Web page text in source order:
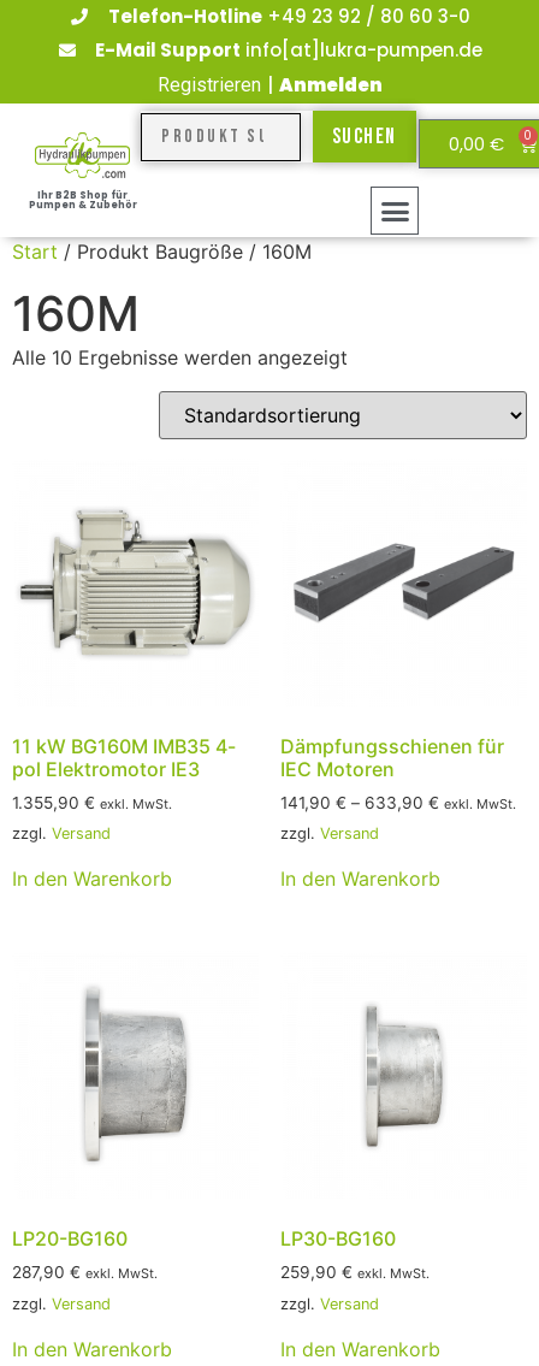
Telefon-Hotline+49 23 92 / 80 60 3-0
E-Mail Support info[at]lukra-pumpen.de
Registrieren Anmelden
Ihr B2B Shop für
Pumpen & Zubehör
Suchen 0,00 € 0
Start / Produkt Baugröße / 160M
160M
Alle 10 Ergebnisse werden angezeigt
11 kW BG160M IMB35 4-
pol Elektromotor IE3
1.355,90 € exkl. MwSt.
zzgl. Versand
In den Warenkorb
Dämpfungsschienen für
IEC Motoren
141,90 € – 633,90 € exkl. MwSt.
zzgl. Versand
In den Warenkorb
LP20-BG160
287,90 € exkl. MwSt.
zzgl. Versand
In den Warenkorb
LP30-BG160
259,90 € exkl. MwSt.
zzgl. Versand
In den Warenkorb